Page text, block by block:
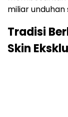
miliar
Tradisi
Skin